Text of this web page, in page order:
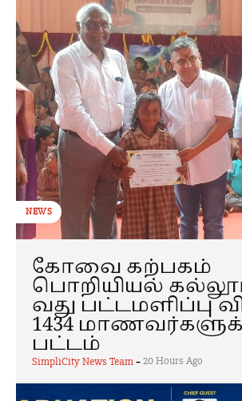
NEWS
கோவை கற்பகம்
பொறியியல்
வது பட்டமளிப்பு
1434
பட்டம்
SimpliCity News Team-20 Hours Ago